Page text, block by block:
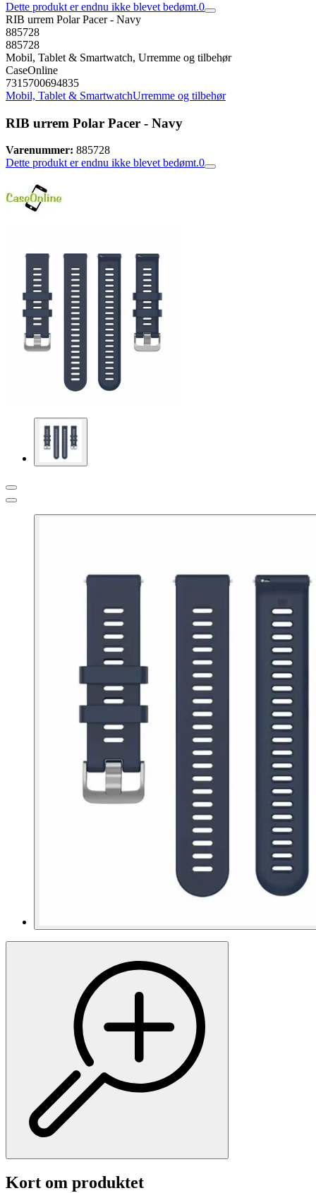
Dette produkt er endnu ikke blevet bedømt.0
RIB urrem Polar Pacer - Navy
885728
885728
Mobil, Tablet & Smartwatch, Urremme og tilbehør
CaseOnline
7315700694835
Mobil, Tablet & SmartwatchUrremme og tilbehør
RIB urrem Polar Pacer - Navy
Varenummer: 885728
Dette produkt er endnu ikke blevet bedømt.0
Kort om produktet